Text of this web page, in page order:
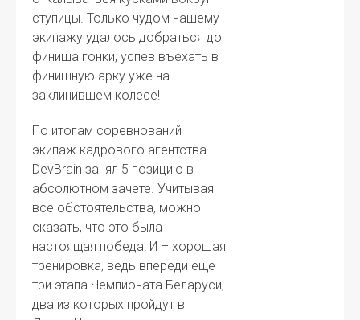
ступицы. Только чудом нашему
экипажу удалось добраться до
финиша гонки, успев въехать в
финишную арку уже на
заклинившем колесе!
По итогам соревнований
экипаж кадрового агентства
DevBrain занял 5 позицию в
абсолютном зачете. Учитывая
все обстоятельства, можно
сказать, что это была
настоящая победа! И – хорошая
тренировка, ведь впереди еще
три этапа Чемпионата Беларуси,
два из которых пройдут в